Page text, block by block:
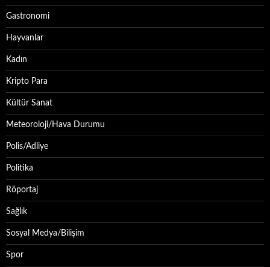
Gastronomi
Hayvanlar
Kadın
Kripto Para
Kültür Sanat
Meteoroloji/Hava Durumu
Polis/Adliye
Politika
Röportaj
Sağlık
Sosyal Medya/Bilişim
Spor